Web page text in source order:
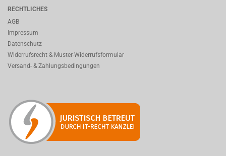
RECHTLICHES
AGB
Impressum
Datenschutz
Widerrufsrecht & Muster-Widerrufsformular
Versand- & Zahlungsbedingungen